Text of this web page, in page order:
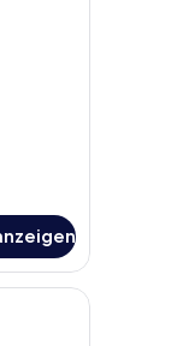
geöffnet von 07:00